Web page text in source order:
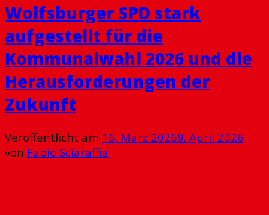
Wolfsburger SPD stark
aufgestellt für die
Kommunalwahl 2026 und die
Herausforderungen der
Zukunft
Veröffentlicht am 16. März 20269. April 2026
von Fabio Sciaraffia